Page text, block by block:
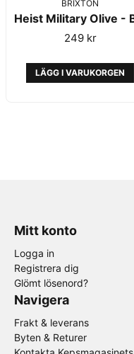
BRIXTON
249 kr
LÄGG I VARUKORGEN
Mitt konto
Logga in
Registrera dig
Glömt lösenord?
Navigera
Frakt & leverans
Byten & Returer